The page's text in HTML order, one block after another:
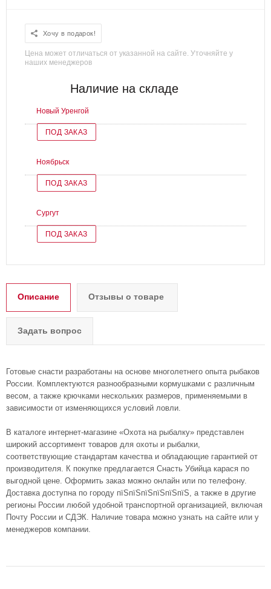
Хочу в подарок!
Цена может отличаться от указанной на сайте. Уточняйте у
наших менеджеров
Наличие на складе
Новый Уренгой
ПОД ЗАКАЗ
Ноябрьск
ПОД ЗАКАЗ
Сургут
ПОД ЗАКАЗ
Описание Отзывы о товаре
Задать вопрос
Готовые снасти разработаны на основе многолетнего опыта рыбаков
России. Комплектуются разнообразными кормушками с различным
весом, а также крючками нескольких размеров, применяемыми в
зависимости от изменяющихся условий ловли.
В каталоге интернет-магазине «Охота на рыбалку» представлен
широкий ассортимент товаров для охоты и рыбалки,
соответствующие стандартам качества и обладающие гарантией от
производителя. К покупке предлагается Снасть Убийца карася по
выгодной цене. Оформить заказ можно онлайн или по телефону.
Доставка доступна по городу пїЅпїЅпїЅпїЅпїЅпїЅ, а также в другие
регионы России любой удобной транспортной организацией, включая
Почту России и СДЭК. Наличие товара можно узнать на сайте или у
менеджеров компании.